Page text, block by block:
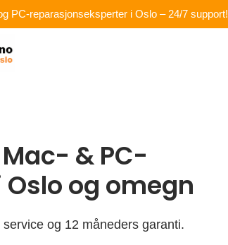
PC-reparasjonseksperter i Oslo – 24/7 support!
& PC-
og omegn
og 12 måneders garanti.